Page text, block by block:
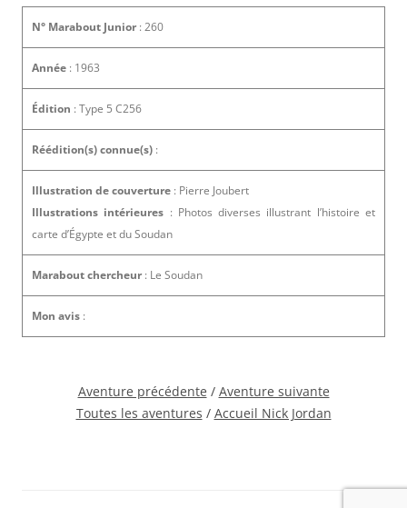
N° Marabout Junior : 260
Année : 1963
Édition : Type 5 C256
Réédition(s) connue(s) :
Illustration de couverture : Pierre Joubert
Illustrations intérieures : Photos diverses illustrant l’histoire et
carte d’Égypte et du Soudan
Marabout chercheur : Le Soudan
Mon avis :
Aventure précédente / Aventure suivante
Toutes les aventures / Accueil Nick Jordan